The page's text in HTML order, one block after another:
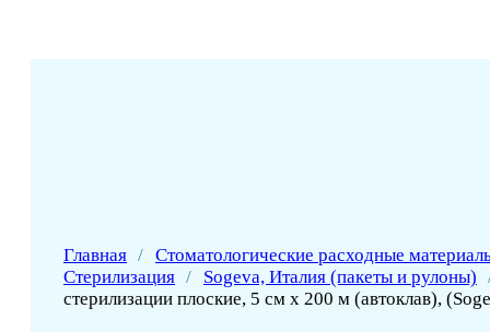
Главная / Стоматологические расходные
Стерилизация / Sogeva, Италия (пакеты и рулоны)
стерилизации плоские, 5 см х 200 м (автоклав),